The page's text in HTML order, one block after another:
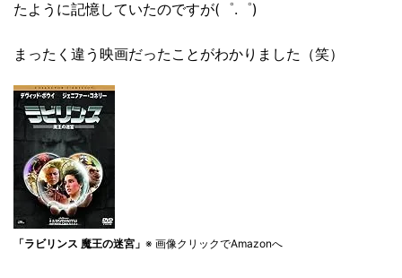
たように記憶していたのですが(゜.゜)
まったく違う映画だったことがわかりました（笑）
「ラビリンス 魔王の迷宮」 ※ 画像クリックでAmazonへ